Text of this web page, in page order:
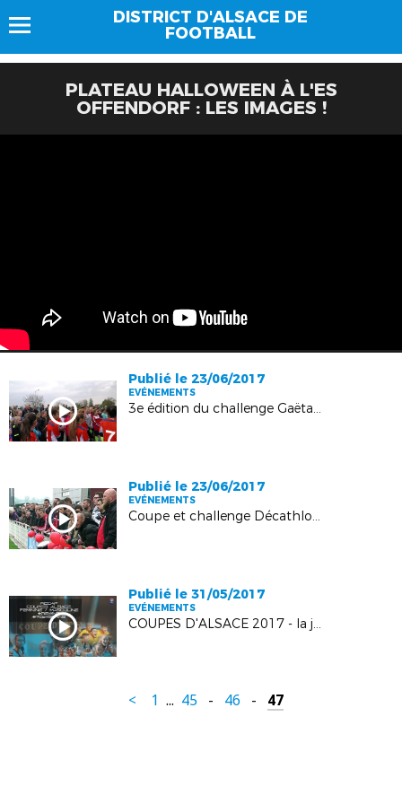
DISTRICT D'ALSACE DE
FOOTBALL
PLATEAU HALLOWEEN À L'ES
OFFENDORF : LES IMAGES !
Publié le 23/06/2017
EVÉNEMENTS
3e édition du challenge Gaëtane Thiney
Publié le 23/06/2017
EVÉNEMENTS
Coupe et challenge Décathlon 67 : le résumé vidéo
Publié le 31/05/2017
EVÉNEMENTS
COUPES D'ALSACE 2017 - la journée en images
< 1 ... 45 - 46 - 47